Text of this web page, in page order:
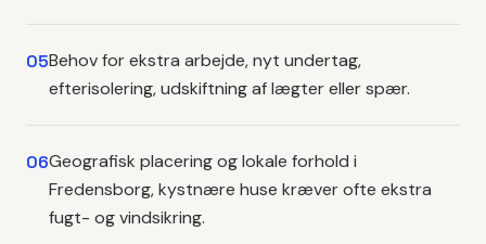
05Behov for ekstra arbejde, nyt undertag,
efterisolering, udskiftning af lægter eller spær.
06Geografisk placering og lokale forhold i
Fredensborg, kystnære huse kræver ofte ekstra
fugt- og vindsikring.